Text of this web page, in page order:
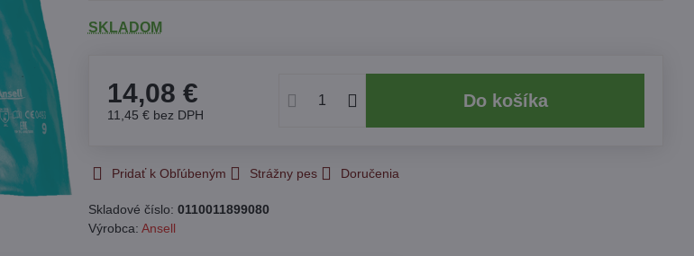
SKLADOM
14,08 €
11,45 € bez DPH
Do košíka
Pridať k Obľúbeným Strážny pes Doručenia
Skladové číslo: 0110011899080
Výrobca: Ansell